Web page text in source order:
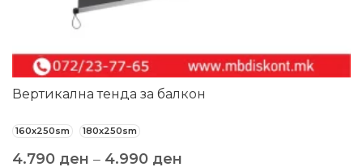
Вертикална тенда за балкон
160x250sm 180x250sm
4.790 ден – 4.990 ден